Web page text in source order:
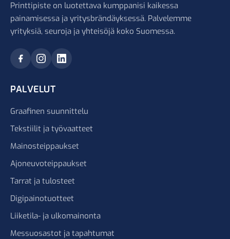
Printtipiste on luotettava kumppanisi kaikessa
painamisessa ja yritysbrändäyksessä. Palvelemme
yrityksiä, seuroja ja yhteisöjä koko Suomessa.
PALVELUT
Graafinen suunnittelu
Tekstiilit ja työvaatteet
Mainosteippaukset
Ajoneuvoteippaukset
Tarrat ja tulosteet
Digipainotuotteet
Liiketila- ja ulkomainonta
Messuosastot ja tapahtumat